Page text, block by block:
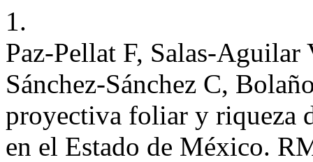
1.
Paz-Pellat F, Salas-
Sánchez-Sánchez C,
proyectiva foliar y riqueza
en el Estado de México.